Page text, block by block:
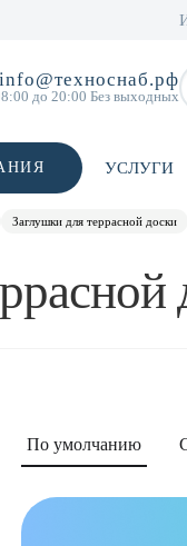
info@техноснаб.рф
до 20:00 Без выходных
УСЛУГИ
Заглушки для террасной доски
По умолчанию